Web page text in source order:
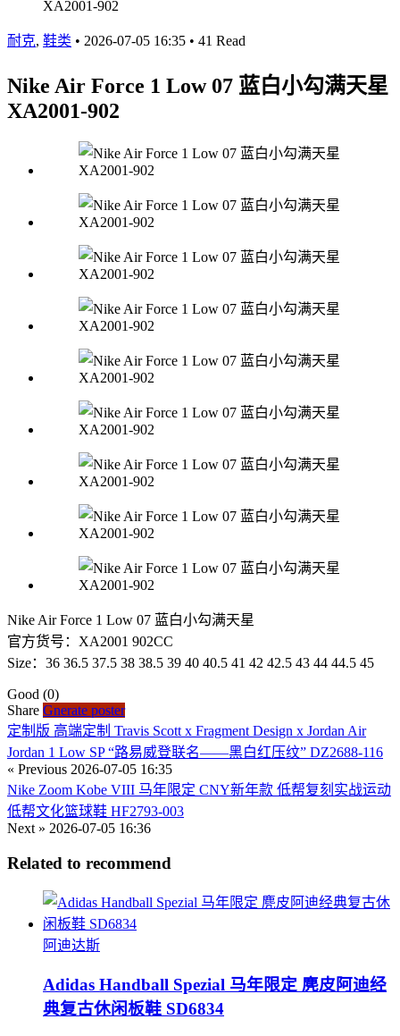
耐克, 鞋类 • 2026-07-05 16:35 • 41 Read
Nike Air Force 1 Low 07 蓝白小勾满天星
XA2001-902
Nike Air Force 1 Low 07 蓝白小勾满天星
官方货号：XA2001 902CC
Size：36 36.5 37.5 38 38.5 39 40 40.5 41 42 42.5 43 44 44.5 45
Good (0)
Share Gnerate poster
定制版 高端定制 Travis Scott x Fragment Design x Jordan Air
Jordan 1 Low SP “路易威登联名——黑白红压纹” DZ2688-116
« Previous 2026-07-05 16:35
Nike Zoom Kobe VIII 马年限定 CNY新年款 低帮复刻实战运动
低帮文化篮球鞋 HF2793-003
Next » 2026-07-05 16:36
Related to recommend
阿迪达斯
Adidas Handball Spezial 马年限定 麂皮阿迪经
典复古休闲板鞋 SD6834